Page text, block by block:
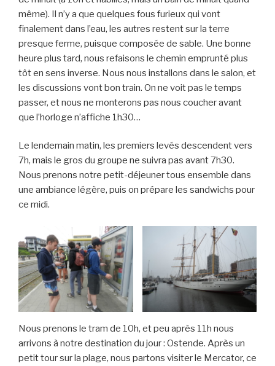
même). Il n’y a que quelques fous furieux qui vont
finalement dans l’eau, les autres restent sur la terre
presque ferme, puisque composée de sable. Une bonne
heure plus tard, nous refaisons le chemin emprunté plus
tôt en sens inverse. Nous nous installons dans le salon, et
les discussions vont bon train. On ne voit pas le temps
passer, et nous ne monterons pas nous coucher avant
que l’horloge n’affiche 1h30…
Le lendemain matin, les premiers levés descendent vers
7h, mais le gros du groupe ne suivra pas avant 7h30.
Nous prenons notre petit-déjeuner tous ensemble dans
une ambiance légère, puis on prépare les sandwichs pour
ce midi.
Nous prenons le tram de 10h, et peu après 11h nous
arrivons à notre destination du jour : Ostende. Après un
petit tour sur la plage, nous partons visiter le Mercator, ce